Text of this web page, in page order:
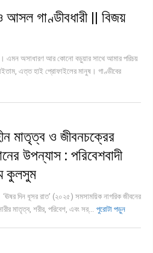
গাণ্ডীবধারী || বিজয়
এমন অসাধারণ আর কোনো বড়ুয়ার সাথে আমার পরিচয়
এত্ত হাই প্রোফাইলের মানুষ। গাণ্ডীবের
মাতৃত্ব ও জীবনচক্রের
উপন্যাস : পরিবেশবাদী
কুলসুম
দিন ধূসর রাত’ (২০২৫) সমসাময়িক নাগরিক জীবনের
মাতৃত্ব, শরীর, পরিবেশ, এবং সর্... পুরোটা পড়ুন